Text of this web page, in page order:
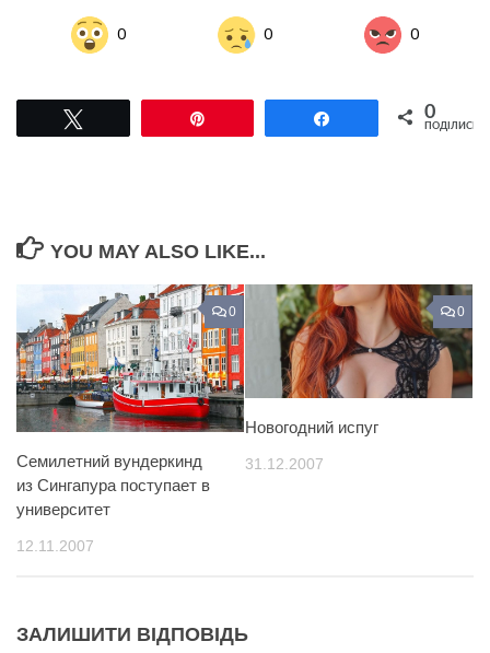
0 0 0
Поділитися0
ПОДІЛИСЬ
YOU MAY ALSO LIKE...
0
Семилетний вундеркинд
из Сингапура поступает в
университет
12.11.2007
0
Новогодний испуг
31.12.2007
ЗАЛИШИТИ ВІДПОВІДЬ